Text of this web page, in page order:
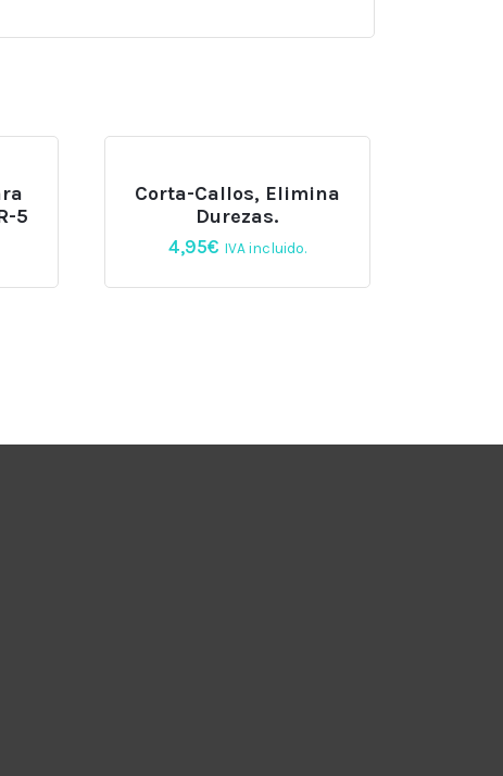
5
Corta-Callos, Elimina
Durezas.
4,95€ IVA incluido.